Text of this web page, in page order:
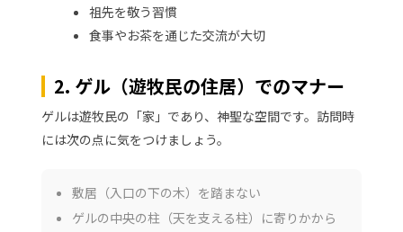
祖先を敬う習慣
食事やお茶を通じた交流が大切
2. ゲル（遊牧民の住居）でのマナー
ゲルは遊牧民の「家」であり、神聖な空間です。訪問時
には次の点に気をつけましょう。
敷居（入口の下の木）を踏まない
ゲルの中央の柱（天を支える柱）に寄りかから